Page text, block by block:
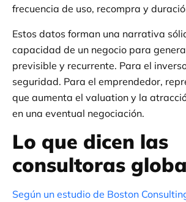
frecuencia de uso, recompra y
Estos datos forman una narrativa
capacidad de un negocio para
previsible y recurrente. Para el
seguridad. Para el emprendedor,
que aumenta el valuation y la
en una eventual negociación.
Lo que dicen las
consultoras
Según un estudio de Boston